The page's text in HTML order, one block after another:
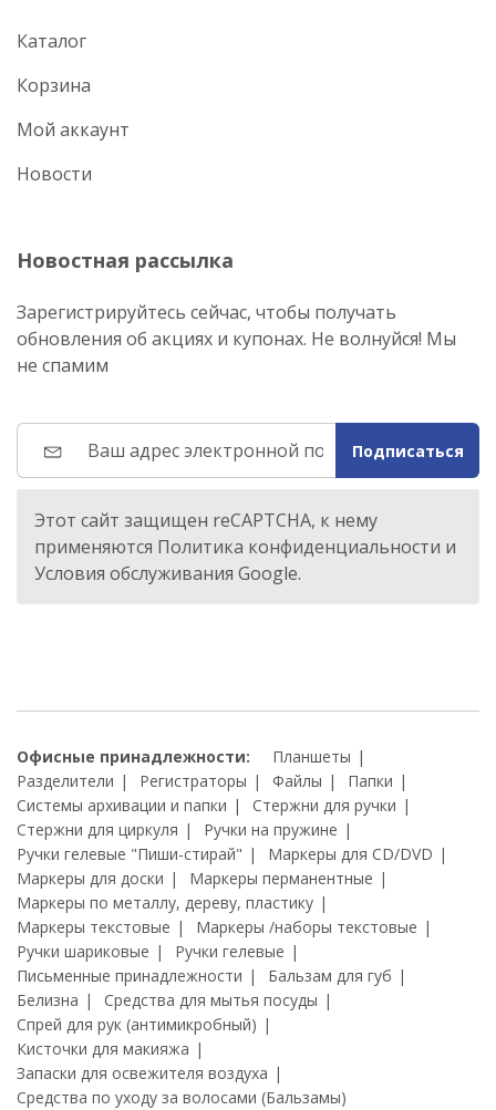
Каталог
Корзина
Мой аккаунт
Новости
Новостная рассылка
Зарегистрируйтесь сейчас, чтобы получать
обновления об акциях и купонах. Не волнуйся! Мы
не спамим
Подписаться
Этот сайт защищен reCAPTCHA, к нему
применяются Политика конфиденциальности и
Условия обслуживания Google.
Офисные принадлежности:
Планшеты
Разделители
Регистраторы Файлы
Папки
Системы архивации и папки
Стержни для ручки
Стержни для циркуля
Ручки на пружине
Ручки гелевые "Пиши-стирай"
Маркеры для CD/DVD
Маркеры для доски
Маркеры перманентные
Маркеры по металлу, дереву, пластику
Маркеры текстовые
Маркеры /наборы текстовые
Ручки шариковые
Ручки гелевые
Письменные принадлежности
Бальзам для губ
Белизна
Средства для мытья посуды
Спрей для рук (антимикробный)
Кисточки для макияжа
Запаски для освежителя воздуха
Средства по уходу за волосами (Бальзамы)